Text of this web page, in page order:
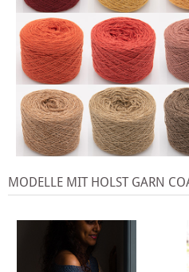
MODELLE MIT HOLST GARN